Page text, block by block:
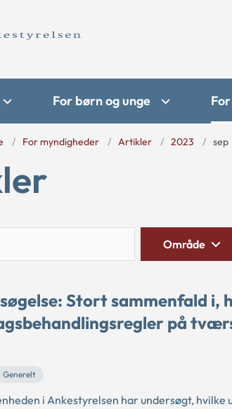
For børn og unge
For myndigheder Artikler 2023 sep
Område
Stort sammenfald
på
Generelt
i Ankestyrelsen har undersøgt,